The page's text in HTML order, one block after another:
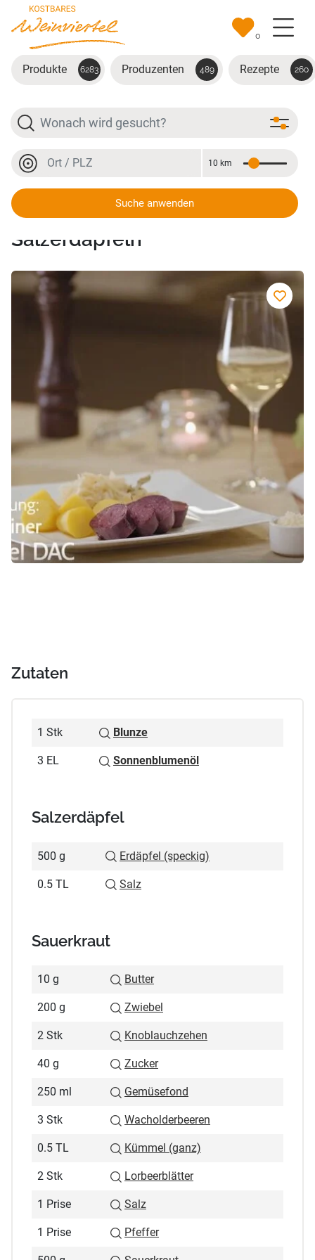
Zum Hauptinhalt springen
0
Produkte 6283 Produzenten 489 Rezepte 260
Suche
Ort oder PLZ
Entfernung
10 km
Suche anwenden
Blunzen mit Sauerkraut &
Salzerdäpfeln
Zutaten
1 Stk Blunze
3 EL Sonnenblumenöl
Salzerdäpfel
500 g Erdäpfel (speckig)
0.5 TL Salz
Sauerkraut
10 g Butter
200 g Zwiebel
2 Stk Knoblauchzehen
40 g Zucker
250 ml Gemüsefond
3 Stk Wacholderbeeren
0.5 TL Kümmel (ganz)
2 Stk Lorbeerblätter
1 Prise Salz
1 Prise Pfeffer